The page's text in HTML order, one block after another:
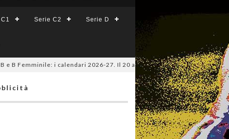
Serie C2 Serie D
i calendari 2026-27. Il 20 agosto la presentazione della Serie A